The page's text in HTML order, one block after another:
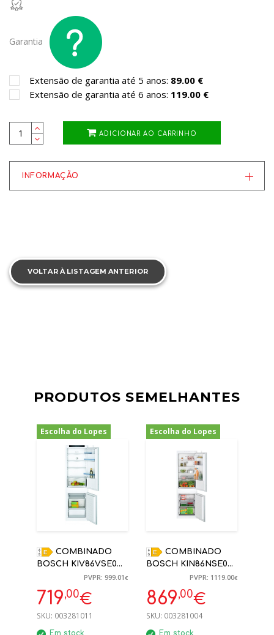
Garantia
Extensão de garantia até 5 anos: 89.00 €
Extensão de garantia até 6 anos: 119.00 €
ADICIONAR AO CARRINHO
INFORMAÇÃO
VOLTAR À LISTAGEM ANTERIOR
PRODUTOS SEMELHANTES
Escolha do Lopes
-28%
COMBINADO
BOSCH KIV86VSE0
LOW FROST (E)
ENCASTRE 177,5
X54,1X54,8 CM
PVPR: 999.01€
719,00€
SKU: 003281011
Escolha do Lopes
-22%
COMBINADO
BOSCH KIN86NSE0
177.2X54.1X54.8 PORTA
DESLIZANTE
ENCASTRE NOFROST
NO CONGELADOR
PVPR: 1119.00€
869,00€
SKU: 003281004